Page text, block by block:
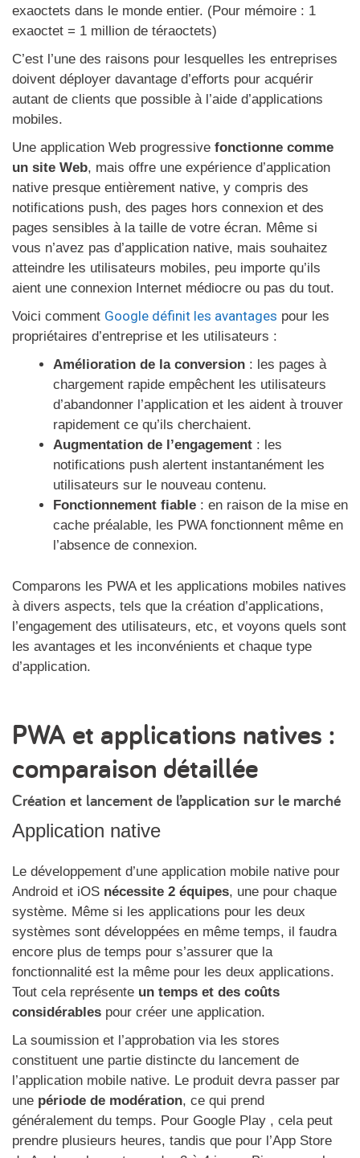
exaoctets dans le monde entier. (Pour mémoire : 1
exaoctet = 1 million de téraoctets)
C’est l’une des raisons pour lesquelles les entreprises
doivent déployer davantage d’efforts pour acquérir
autant de clients que possible à l’aide d’applications
mobiles.
Une application Web progressive fonctionne comme
un site Web, mais offre une expérience d’application
native presque entièrement native, y compris des
notifications push, des pages hors connexion et des
pages sensibles à la taille de votre écran. Même si
vous n’avez pas d’application native, mais souhaitez
atteindre les utilisateurs mobiles, peu importe qu’ils
aient une connexion Internet médiocre ou pas du tout.
Voici comment Google définit les avantages pour les
propriétaires d’entreprise et les utilisateurs :
Amélioration de la conversion : les pages à
chargement rapide empêchent les utilisateurs
d’abandonner l’application et les aident à trouver
rapidement ce qu’ils cherchaient.
Augmentation de l’engagement : les
notifications push alertent instantanément les
utilisateurs sur le nouveau contenu.
Fonctionnement fiable : en raison de la mise en
cache préalable, les PWA fonctionnent même en
l’absence de connexion.
Comparons les PWA et les applications mobiles natives
à divers aspects, tels que la création d’applications,
l’engagement des utilisateurs, etc, et voyons quels sont
les avantages et les inconvénients et chaque type
d’application.
PWA et applications natives :
comparaison détaillée
Création et lancement de l’application sur le marché
Application native
Le développement d’une application mobile native pour
Android et iOS nécessite 2 équipes, une pour chaque
système. Même si les applications pour les deux
systèmes sont développées en même temps, il faudra
encore plus de temps pour s’assurer que la
fonctionnalité est la même pour les deux applications.
Tout cela représente un temps et des coûts
considérables pour créer une application.
La soumission et l’approbation via les stores
constituent une partie distincte du lancement de
l’application mobile native. Le produit devra passer par
une période de modération, ce qui prend
généralement du temps. Pour Google Play , cela peut
prendre plusieurs heures, tandis que pour l’App Store